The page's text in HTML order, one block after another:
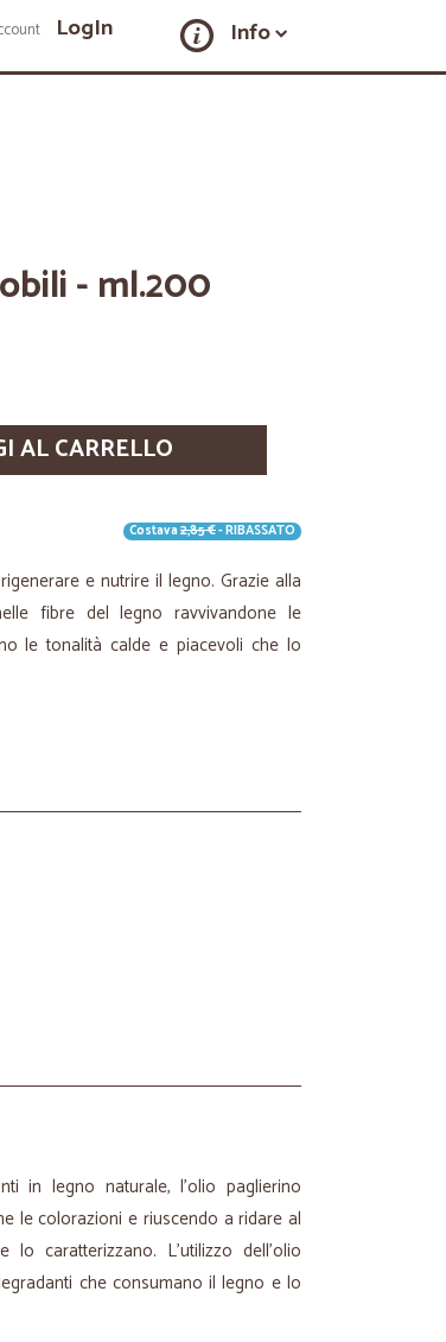
LogIn Info
- ml.200
AL CARRELLO
Costava2,85 €- RIBASSATO
e nutrire il legno. Grazie alla
fibre del legno ravvivandone le
le tonalità calde e piacevoli che lo
in legno naturale, l'olio paglierino
le colorazioni e riuscendo a ridare al
caratterizzano. L'utilizzo dell'olio
che consumano il legno e lo